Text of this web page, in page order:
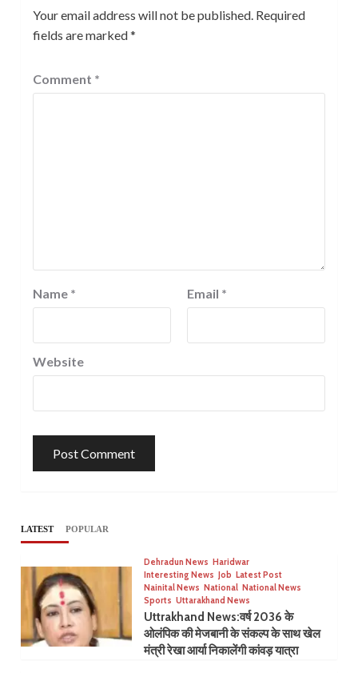
Your email address will not be published. Required
fields are marked*
Comment *
Name * Email *
Website
LATEST POPULAR
Dehradun News Haridwar
Interesting News Job Latest Post
Nainital News National National News
Sports Uttarakhand News
Uttrakhand News:वर्ष 2036 के
ओलंपिक की मेजबानी के संकल्प के साथ खेल
मंत्री रेखा आर्या निकालेंगी कांवड़ यात्रा